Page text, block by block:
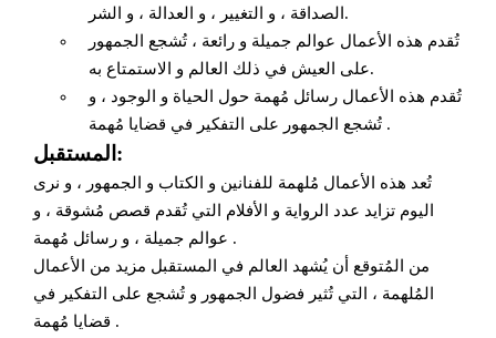
الصداقة ، و التغيير ، و العدالة ، و الشر.
تُقدم هذه الأعمال عوالم جميلة و رائعة ، تُشجع الجمهور
على العيش في ذلك العالم و الاستمتاع به.
تُقدم هذه الأعمال رسائل مُهمة حول الحياة و الوجود ، و
تُشجع الجمهور على التفكير في قضايا مُهمة .
المستقبل:
تُعد هذه الأعمال مُلهمة للفنانين و الكتاب و الجمهور ، و نرى
اليوم تزايد عدد الرواية و الأفلام التي تُقدم قصص مُشوقة ، و
عوالم جميلة ، و رسائل مُهمة .
من المُتوقع أن يُشهد العالم في المستقبل مزيد من الأعمال
المُلهمة ، التي تُثير فضول الجمهور و تُشجع على التفكير في
قضايا مُهمة .